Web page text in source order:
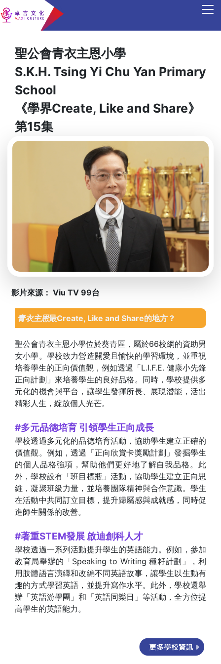
聖公會青衣主恩小學
S.K.H. Tsing Yi Chu Yan Primary
School
《學界Create, Like and Share》
第15集
影片來源： Viu TV 99台
青衣主恩最Create, Like and Share的地方 ?
聖公會青衣主恩小學位於葵青區，屬於66校網的資助男
女小學。學校致力營造關愛且愉快的學習環境，並重視
培養學生的正向價值觀，例如透過「L.I.F.E. 健康小先鋒
正向計劃」來培養學生的良好品格。同時，學校提供多
元化的機會與平台，讓學生發揮所長、展現潛能，活出
精彩人生，綻放個人光芒。
#多元品德培育 引領學生正向成長
學校透過多元化的品德培育活動，協助學生建立正確的
價值觀。例如，透過「正向欣賞卡獎勵計劃」發掘學生
的個人品格強項，幫助他們更好地了解自我品格。此
外，學校設有「班目標瓶」活動，協助學生建立正向思
維，凝聚班級力量，並培養團隊精神與合作意識。學生
在活動中共同訂立目標，提升歸屬感與成就感，同時促
進師生關係的改善。
#著重STEM發展 啟迪創科人才
學校透過一系列活動提升學生的英語能力。例如，參加
教育局舉辦的「Speaking to Writing 種籽計劃」，利
用肢體語言演繹和改編不同英語故事，讓學生以生動有
趣的方式學習英語，並提升寫作水平。此外，學校還舉
辦「英語游學團」和「英語同樂日」等活動，全方位提
高學生的英語能力。